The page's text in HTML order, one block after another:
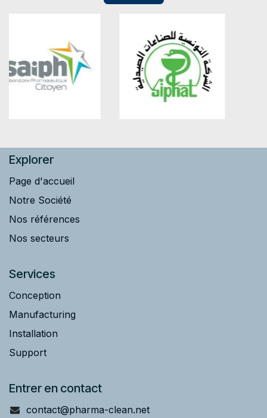
Explorer
Page d'accueil
Notre Société
Nos références
Nos secteurs
Services
Conception
Manufacturing
Installation
Support
Entrer en contact
contact@pharma-clean.net